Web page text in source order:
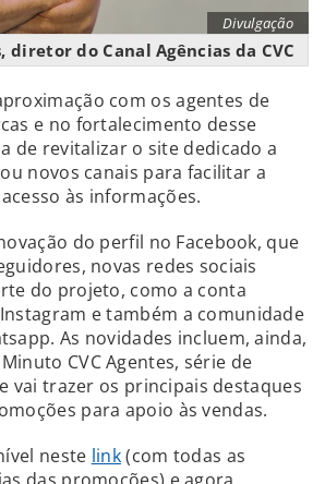
Divulgação
diretor do Canal Agências da CVC
com os agentes de
e no fortalecimento desse
de revitalizar o site dedicado a
novos canais para facilitar a
às informações.
do perfil no Facebook, que
novas redes sociais
do projeto, como a conta
e também a comunidade
As novidades incluem, ainda,
CVC Agentes, série de
vai trazer os principais destaques
para apoio às vendas.
neste link(com todas as
das promoções) e agora